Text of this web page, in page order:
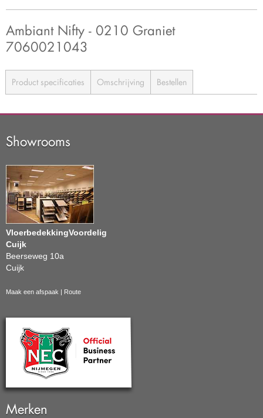
Ambiant Nifty - 0210 Graniet
7060021043
Product specificaties Omschrijving Bestellen
Showrooms
VloerbedekkingVoordelig
Cuijk
Beerseweg 10a
Cuijk
Maak een afspaak | Route
Merken